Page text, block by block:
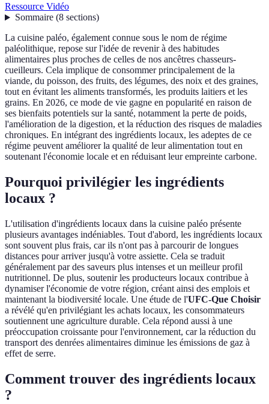
Ressource Vidéo
Sommaire(8 sections)
La cuisine paléo, également connue sous le nom de régime
paléolithique, repose sur l'idée de revenir à des habitudes
alimentaires plus proches de celles de nos ancêtres chasseurs-
cueilleurs. Cela implique de consommer principalement de la
viande, du poisson, des fruits, des légumes, des noix et des graines,
tout en évitant les aliments transformés, les produits laitiers et les
grains. En 2026, ce mode de vie gagne en popularité en raison de
ses bienfaits potentiels sur la santé, notamment la perte de poids,
l'amélioration de la digestion, et la réduction des risques de maladies
chroniques. En intégrant des ingrédients locaux, les adeptes de ce
régime peuvent améliorer la qualité de leur alimentation tout en
soutenant l'économie locale et en réduisant leur empreinte carbone.
Pourquoi privilégier les ingrédients
locaux ?
L'utilisation d'ingrédients locaux dans la cuisine paléo présente
plusieurs avantages indéniables. Tout d'abord, les ingrédients locaux
sont souvent plus frais, car ils n'ont pas à parcourir de longues
distances pour arriver jusqu'à votre assiette. Cela se traduit
généralement par des saveurs plus intenses et un meilleur profil
nutritionnel. De plus, soutenir les producteurs locaux contribue à
dynamiser l'économie de votre région, créant ainsi des emplois et
maintenant la biodiversité locale. Une étude de l'UFC-Que Choisir
a révélé qu'en privilégiant les achats locaux, les consommateurs
soutiennent une agriculture durable. Cela répond aussi à une
préoccupation croissante pour l'environnement, car la réduction du
transport des denrées alimentaires diminue les émissions de gaz à
effet de serre.
Comment trouver des ingrédients locaux
?